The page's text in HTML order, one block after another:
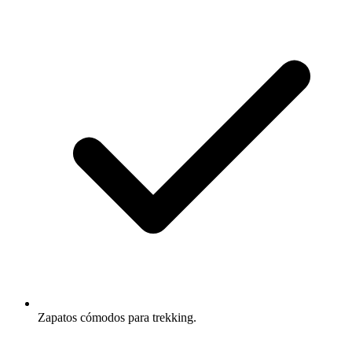
Zapatos cómodos para trekking.